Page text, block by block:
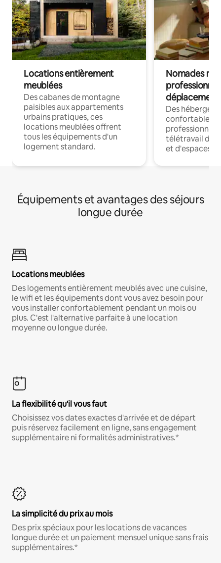
Locations entièrement
meublées
Des cabanes de montagne
paisibles aux appartements
urbains pratiques, ces
locations meublées offrent
tous les équipements d'un
logement standard.
Nomades
déplacement
Des
confortables
professionnels
télétravail
et d'espaces
Équipements et avantages des séjours
longue durée
Locations meublées
Des logements entièrement meublés avec une cuisine,
le wifi et les équipements dont vous avez besoin pour
vous installer confortablement pendant un mois ou
plus. C'est l'alternative parfaite à une location
moyenne ou longue durée.
La flexibilité qu'il vous faut
Choisissez vos dates exactes d'arrivée et de départ
puis réservez facilement en ligne, sans engagement
supplémentaire ni formalités administratives.*
La simplicité du prix au mois
Des prix spéciaux pour les locations de vacances
longue durée et un paiement mensuel unique sans frais
supplémentaires.*